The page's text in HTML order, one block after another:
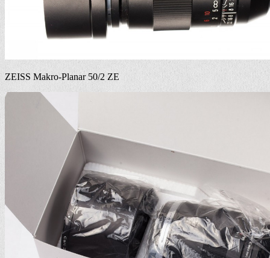
ZEISS Makro-Planar 50/2 ZE